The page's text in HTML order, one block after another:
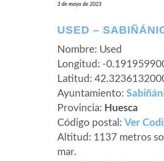
3 de mayo de 2023
USED –
Nombre: Used
Longitud: -
Latitud:
Ayuntamiento:
Provincia: Huesca
Código postal: Ver
Altitud: 1137 metros
mar.